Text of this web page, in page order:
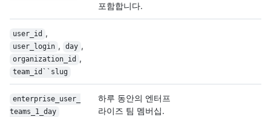
포함합니다.
user_id ,
user_login , day ,
organization_id ,
team_id``slug
enterprise_user_
teams_1_day
하루 동안의 엔터프
라이즈 팀 멤버십.